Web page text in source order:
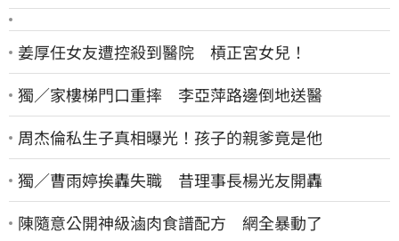
姜厚任女友遭控殺到醫院 槓正宮女兒！
獨／家樓梯門口重摔 李亞萍路邊倒地送醫
周杰倫私生子真相曝光！孩子的親爹竟是他
獨／曹雨婷挨轟失職 昔理事長楊光友開轟
陳隨意公開神級滷肉食譜配方 網全暴動了